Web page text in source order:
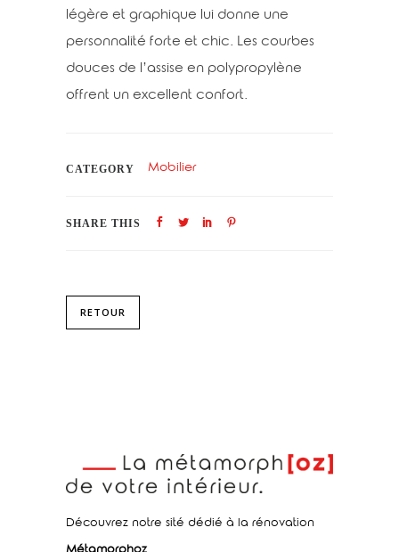
légère et graphique lui donne une
personnalité forte et chic. Les courbes
douces de l’assise en polypropylène
offrent un excellent confort.
CATEGORY Mobilier
SHARE THIS
RETOUR
Découvrez notre sité dédié à la rénovation